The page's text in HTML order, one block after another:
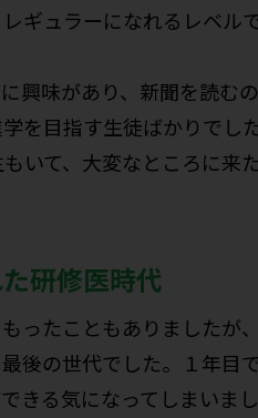
ギュラーになれるレベ
興味があり、新聞を読む
を目指す生徒ばかりで
いて、大変なところに
研修医時代
ったこともありましたが
後の世代でした。１年目
きる気になってしまい